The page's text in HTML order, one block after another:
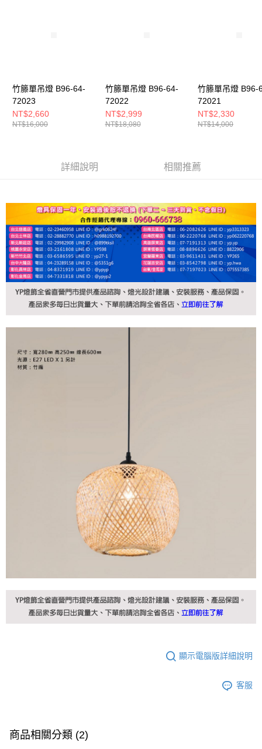
竹籐單吊燈 B96-64-
72023
NT$2,660
NT$16,000
竹籐單吊燈 B96-64-
72022
NT$2,999
NT$18,080
竹籐單吊燈 B96-
72021
NT$2,330
NT$14,000
詳細說明 相關推薦
顯示電腦版詳細說明
客服
商品相關分類 (2)